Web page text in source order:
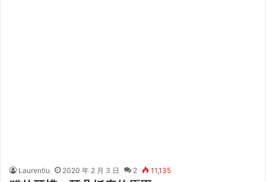
Laurentiu 2020 年 2 月 3 日 2 11,135